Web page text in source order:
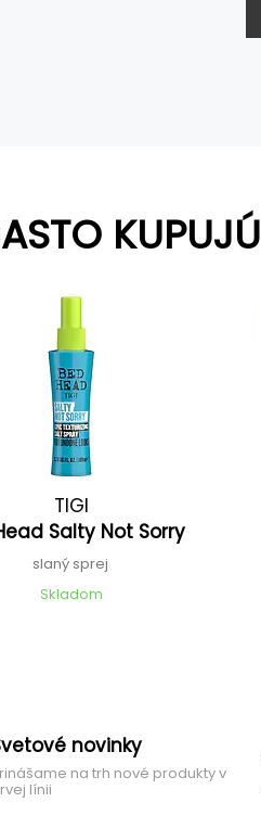
KUPUJÚ
TIGI
Salty Not Sorry
slaný sprej
Skladom
novinky
na trh nové produkty v
línii